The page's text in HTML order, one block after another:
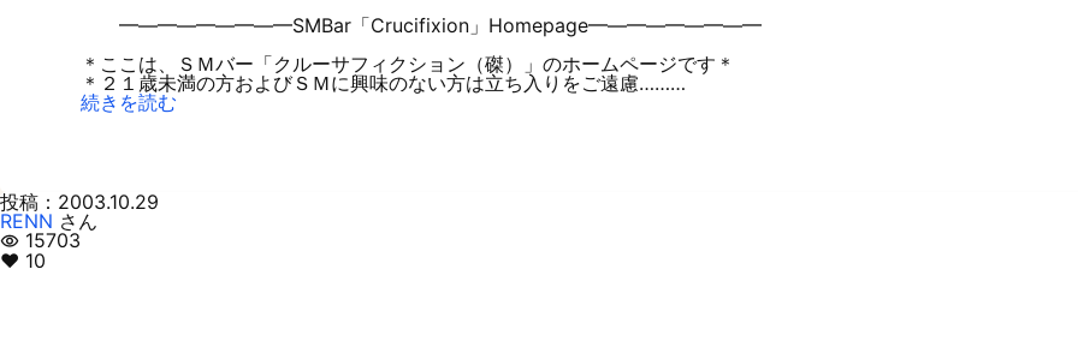
━―━―━―━―━SMBar「Crucifixion」Homepage━―━―━―━―━
＊ここは、ＳＭバー「クルーサフィクション（磔）」のホームページです＊
＊２１歳未満の方およびＳＭに興味のない方は立ち入りをご遠慮………
続きを読む
投稿：2003.10.29
RENN さん
visibility 15703
♥ 10